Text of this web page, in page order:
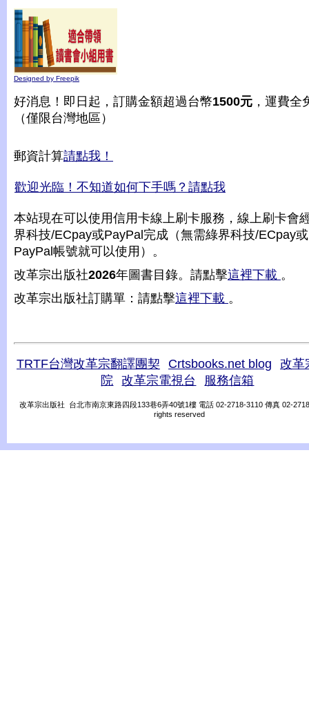
Designed by Freepik
好消息！即日起，訂購金額超過台幣1500元 ，運費全
（僅限台灣地區）
郵資計算請點我！
歡迎光臨！不知道如何下手嗎？請點我
本站現在可以使用信用卡線上刷卡服務，線上刷卡會
界科技/ECpay或PayPal完成（無需綠界科技/ECpay或
PayPal帳號就可以使用）。
改革宗出版社2026年圖書目錄。請點擊這裡下載 。
改革宗出版社訂購單：請點擊這裡下載 。
TRTF台灣改革宗翻譯團契 Crtsbooks.net blog
改革
院
改革宗電視台 服務信箱
改革宗出版社 台北市南京東路四段133巷6弄40號1樓 電話 02-2718-3110 傳真 02-
rights reserved